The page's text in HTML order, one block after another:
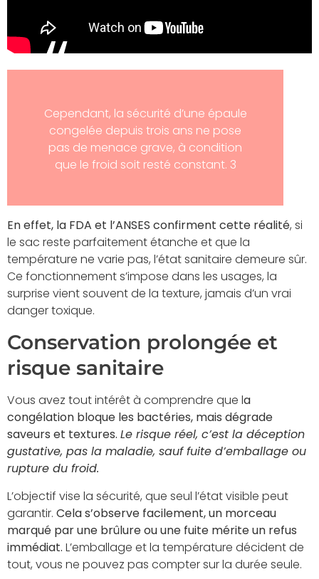
Cependant, la sécurité d’une épaule
congelée depuis trois ans ne pose
pas de menace grave, à condition
que le froid soit resté constant. 3
En effet, la FDA et l’ANSES confirment cette réalité, si
le sac reste parfaitement étanche et que la
température ne varie pas, l’état sanitaire demeure sûr.
Ce fonctionnement s’impose dans les usages, la
surprise vient souvent de la texture, jamais d’un vrai
danger toxique.
Conservation prolongée et
risque sanitaire
Vous avez tout intérêt à comprendre que la
congélation bloque les bactéries, mais dégrade
saveurs et textures. Le risque réel, c’est la déception
gustative, pas la maladie, sauf fuite d’emballage ou
rupture du froid.
L’objectif vise la sécurité, que seul l’état visible peut
garantir. Cela s’observe facilement, un morceau
marqué par une brûlure ou une fuite mérite un refus
immédiat. L’emballage et la température décident de
tout, vous ne pouvez pas compter sur la durée seule.